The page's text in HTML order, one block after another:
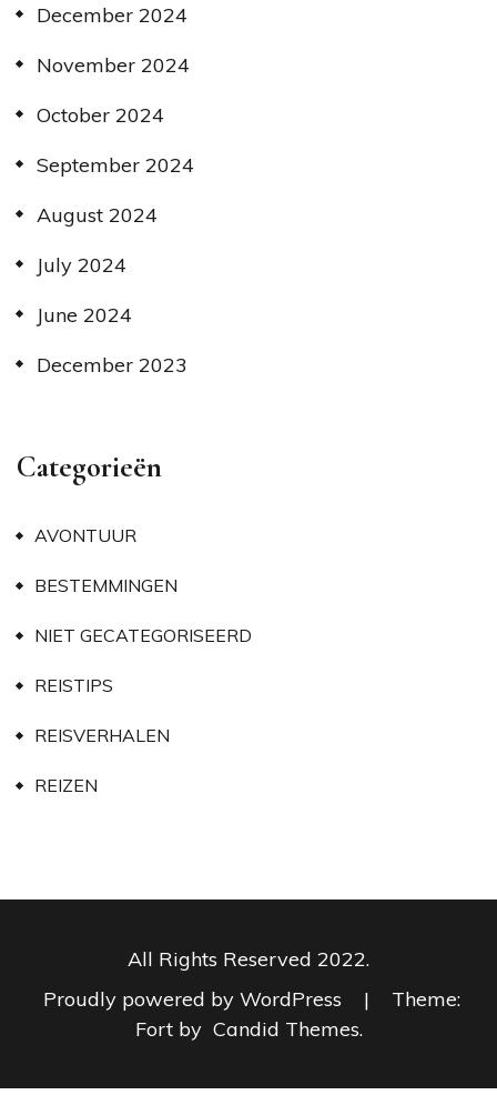
December 2024
November 2024
October 2024
September 2024
August 2024
July 2024
June 2024
December 2023
Categorieën
AVONTUUR
BESTEMMINGEN
NIET GECATEGORISEERD
REISTIPS
REISVERHALEN
REIZEN
All Rights Reserved 2022.
Proudly powered by WordPress
|
Theme:
Fort by Candid Themes.